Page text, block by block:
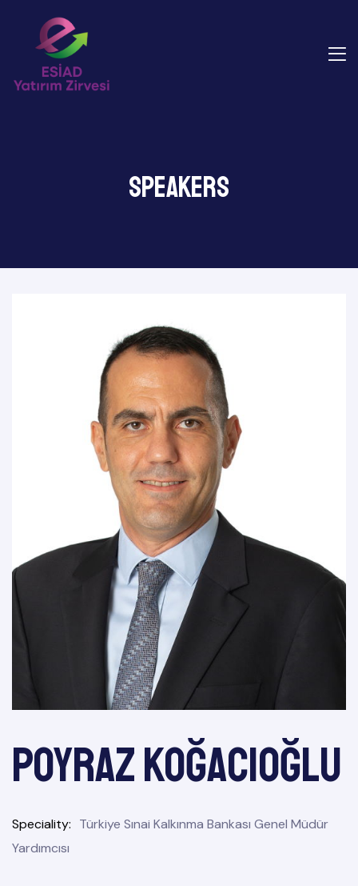
Speakers
Poyraz KOĞACIOĞLU
Speciality
Türkiye Sınai Kalkınma Bankası Genel Müdür
Yardımcısı